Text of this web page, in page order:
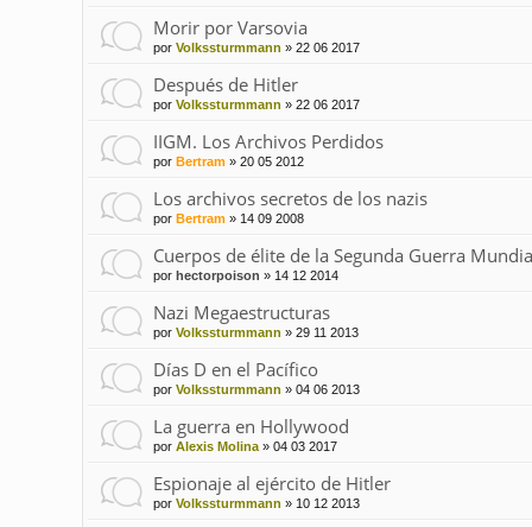
Morir por Varsovia
por Volkssturmmann » 22 06 2017
Después de Hitler
por Volkssturmmann » 22 06 2017
IIGM. Los Archivos Perdidos
por Bertram» 20 05 2012
Los archivos secretos de los nazis
por Bertram» 14 09 2008
Cuerpos de élite de la Segunda Guerra
por hectorpoison » 14 12 2014
Nazi Megaestructuras
por Volkssturmmann » 29 11 2013
Días D en el Pacífico
por Volkssturmmann » 04 06 2013
La guerra en Hollywood
por Alexis Molina» 04 03 2017
Espionaje al ejército de Hitler
por Volkssturmmann » 10 12 2013